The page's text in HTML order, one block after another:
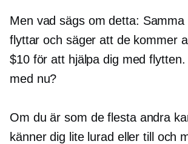
Men vad sägs om detta: Samma
flyttar och säger att de kommer
$10 för att hjälpa dig med flytten.
med nu?
Om du är som de flesta andra
känner dig lite lurad eller till och